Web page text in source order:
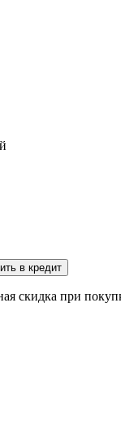
в кредит
скидка при